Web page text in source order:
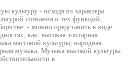
культуру - исходя из характера
сознания и тех функций,
- можно представить в виде
как: высокая элитарная
массовой культуры; народная
музыка. Музыка высокой культуры
в